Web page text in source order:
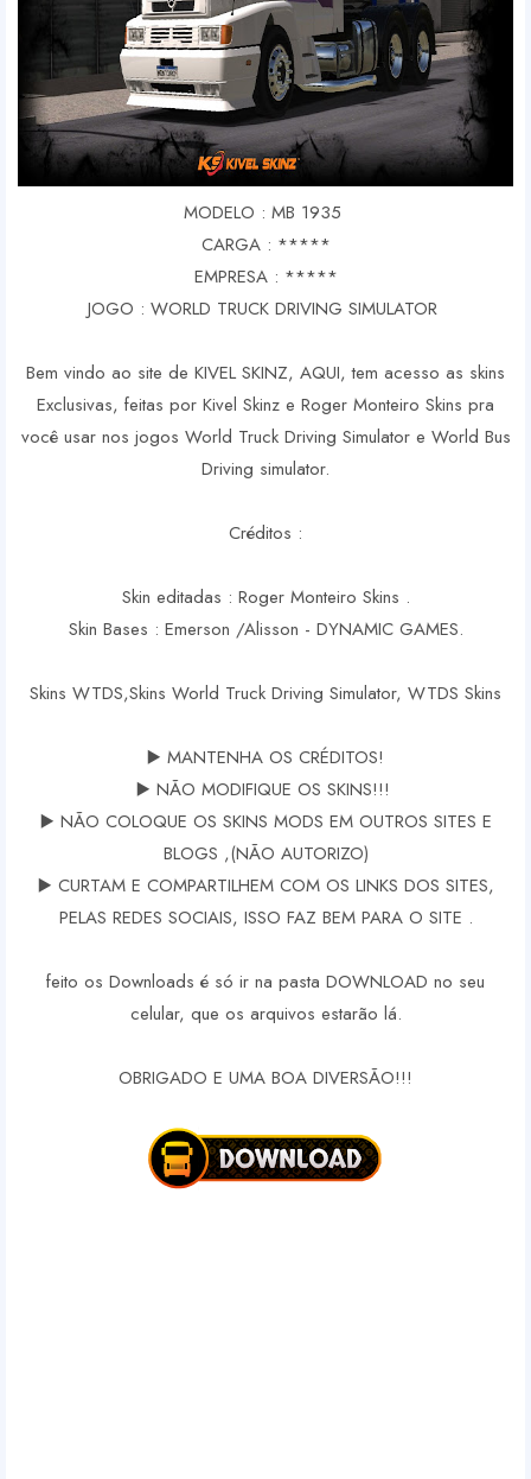
MODELO : MB 1935
CARGA : *****
EMPRESA : *****
JOGO : WORLD TRUCK DRIVING SIMULATOR
Bem vindo ao site de KIVEL SKINZ, AQUI, tem acesso as skins
Exclusivas, feitas por Kivel Skinz e Roger Monteiro Skins pra
você usar nos jogos World Truck Driving Simulator e World Bus
Driving simulator.
Créditos :
Skin editadas : Roger Monteiro Skins .
Skin Bases : Emerson /Alisson - DYNAMIC GAMES.
Skins WTDS,Skins World Truck Driving Simulator, WTDS Skins
▶️ MANTENHA OS CRÉDITOS!
▶️ NÃO MODIFIQUE OS SKINS!!!
▶️ NÃO COLOQUE OS SKINS MODS EM OUTROS SITES E
BLOGS ,(NÃO AUTORIZO)
▶️ CURTAM E COMPARTILHEM COM OS LINKS DOS SITES,
PELAS REDES SOCIAIS, ISSO FAZ BEM PARA O SITE .
feito os Downloads é só ir na pasta DOWNLOAD no seu
celular, que os arquivos estarão lá.
OBRIGADO E UMA BOA DIVERSÃO!!!